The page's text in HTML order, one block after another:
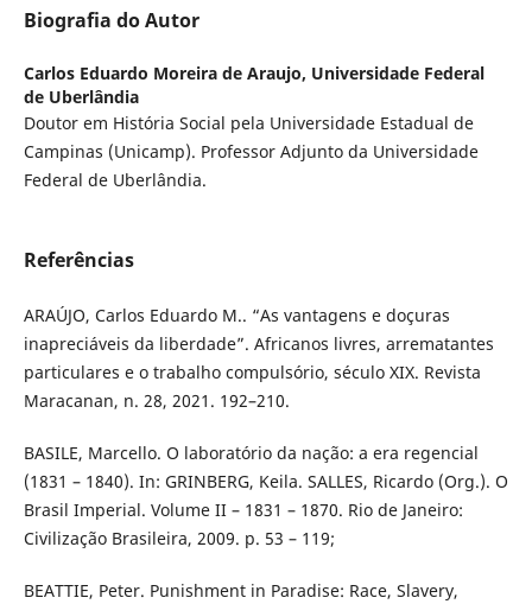
Biografia do Autor
Carlos Eduardo Moreira de Araujo, Universidade Federal
de Uberlândia
Doutor em História Social pela Universidade Estadual de
Campinas (Unicamp). Professor Adjunto da Universidade
Federal de Uberlândia.
Referências
ARAÚJO, Carlos Eduardo M.. “As vantagens e doçuras
inapreciáveis da liberdade”. Africanos livres, arrematantes
particulares e o trabalho compulsório, século XIX. Revista
Maracanan, n. 28, 2021. 192–210.
BASILE, Marcello. O laboratório da nação: a era regencial
(1831 – 1840). In: GRINBERG, Keila. SALLES, Ricardo (Org.). O
Brasil Imperial. Volume II – 1831 – 1870. Rio de Janeiro:
Civilização Brasileira, 2009. p. 53 – 119;
BEATTIE, Peter. Punishment in Paradise: Race, Slavery,